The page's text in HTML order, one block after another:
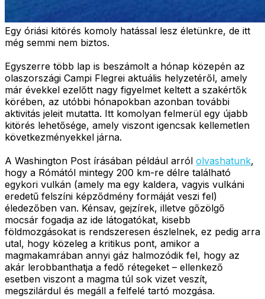
Egy óriási kitörés komoly hatással lesz életünkre, de itt
még semmi nem biztos.
Egyszerre több lap is beszámolt a hónap közepén az
olaszországi Campi Flegrei aktuális helyzetéről, amely
már évekkel ezelőtt nagy figyelmet keltett a szakértők
körében, az utóbbi hónapokban azonban további
aktivitás jeleit mutatta. Itt komolyan felmerül egy újabb
kitörés lehetősége, amely viszont igencsak kellemetlen
következményekkel járna.
A Washington Post írásában például arról olvashatunk,
hogy a Rómától mintegy 200 km-re délre található
egykori vulkán (amely ma egy kaldera, vagyis vulkáni
eredetű felszíni képződmény formáját veszi fel)
éledezőben van. Kénsav, gejzírek, illetve gőzölgő
mocsár fogadja az ide látogatókat, kisebb
földmozgásokat is rendszeresen észlelnek, ez pedig arra
utal, hogy közeleg a kritikus pont, amikor a
magmakamrában annyi gáz halmozódik fel, hogy az
akár lerobbanthatja a fedő rétegeket – ellenkező
esetben viszont a magma túl sok vizet veszít,
megszilárdul és megáll a felfelé tartó mozgása.